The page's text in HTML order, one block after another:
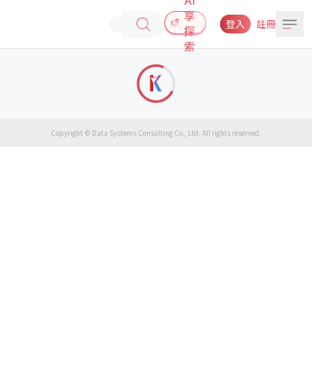
享
探
索
登入 註冊
Copyright © Data Systems Consulting Co., Ltd. All rights reserved.